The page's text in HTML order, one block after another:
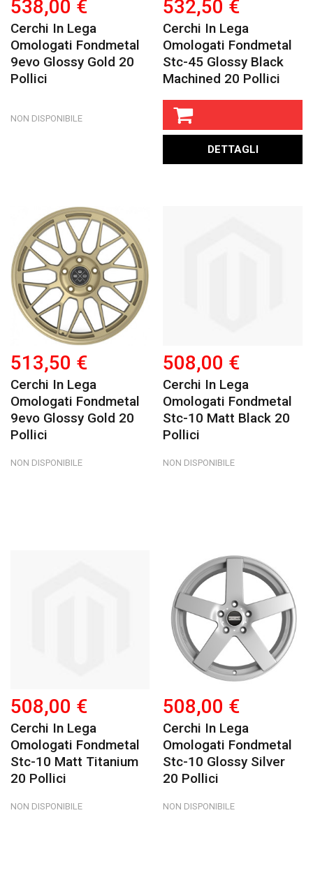
538,00 €
Cerchi In Lega
Omologati Fondmetal
9evo Glossy Gold 20
Pollici
NON DISPONIBILE
532,50 €
Cerchi In Lega
Omologati Fondmetal
Stc-45 Glossy Black
Machined 20 Pollici
DETTAGLI
513,50 €
Cerchi In Lega
Omologati Fondmetal
9evo Glossy Gold 20
Pollici
NON DISPONIBILE
508,00 €
Cerchi In Lega
Omologati Fondmetal
Stc-10 Matt Black 20
Pollici
NON DISPONIBILE
508,00 €
Cerchi In Lega
Omologati Fondmetal
Stc-10 Matt Titanium
20 Pollici
NON DISPONIBILE
508,00 €
Cerchi In Lega
Omologati Fondmetal
Stc-10 Glossy Silver
20 Pollici
NON DISPONIBILE